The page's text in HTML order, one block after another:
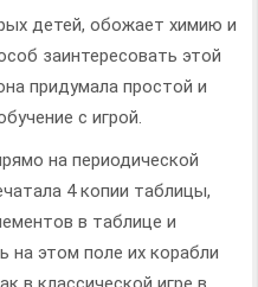
детей, обожает химию и
заинтересовать этой
придумала простой и
с игрой.
на периодической
4 копии таблицы,
в таблице и
на этом поле их корабли